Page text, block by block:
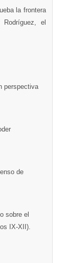
la frontera
el
perspectiva
de
sobre el
IX-XII).